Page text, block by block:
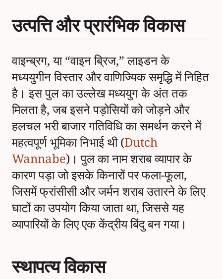
उत्पत्ति और प्रारंभिक विकास
वाइन्ब्रग, या “वाइन ब्रिज,” लाइडन के
मध्ययुगीन विस्तार और वाणिज्यिक समृद्धि में निहित
है। इस पुल का उल्लेख मध्ययुग के अंत तक
मिलता है, जब इसने पड़ोसियों को जोड़ने और
हलचल भरी बाजार गतिविधि का समर्थन करने में
महत्वपूर्ण भूमिका निभाई थी (Dutch
Wannabe)। पुल का नाम शराब व्यापार के
कारण पड़ा जो इसके किनारों पर फला-फूला,
जिसमें फ्रांसीसी और जर्मन शराब उतारने के लिए
घाटों का उपयोग किया जाता था, जिससे यह
व्यापारियों के लिए एक केंद्रीय बिंदु बन गया।
स्थापत्य विकास